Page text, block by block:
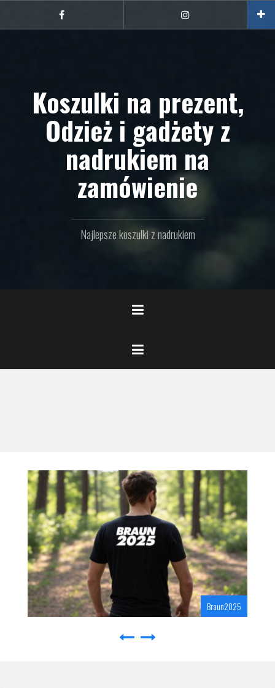
Facebook Instagram
Koszulki na prezent,
Odzież i gadżety z
nadrukiem na
zamówienie
Najlepsze koszulki z nadrukiem
Braun2025